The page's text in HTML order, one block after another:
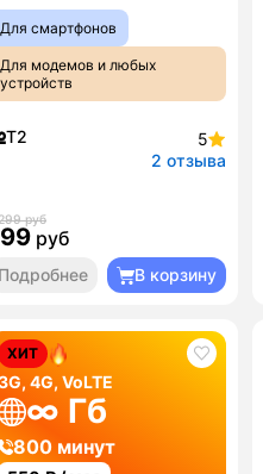
Для смартфонов
Для модемов и любых
устройств
T2
5
2 отзыва
руб
руб
Подробнее В корзину
ХИТ
4G, VoLTE
∞ Гб
800 минут